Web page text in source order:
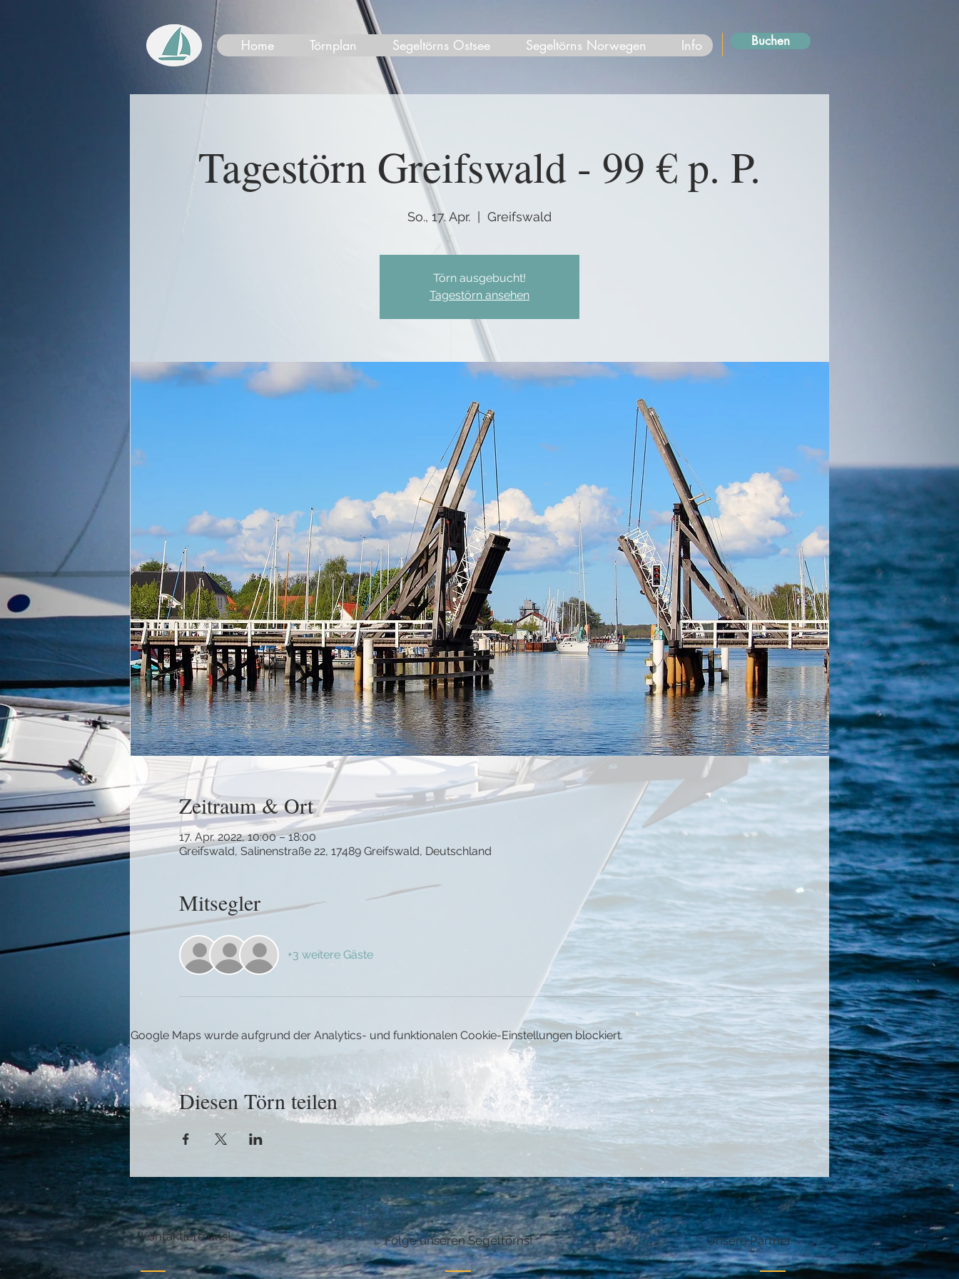
Home Törnplan Segeltörns Ostsee Segeltörns Norwegen Info Buchen
Tagestörn Greifswald - 99 € p. P.
So., 17. Apr. Greifswald
Törn ausgebucht!
Tagestörn ansehen
Zeitraum & Ort
17. Apr. 2022, 10:00 – 18:00
Greifswald, Salinenstraße 22, 17489 Greifswald, Deutschland
Mitsegler
+3 weitere Gäste
Google Maps wurde aufgrund der Analytics- und funktionalen Cookie-Einstellungen blockiert.
Diesen Törn teilen
Unsere Partner
Kontaktiere uns! Folge unseren Segeltörns!